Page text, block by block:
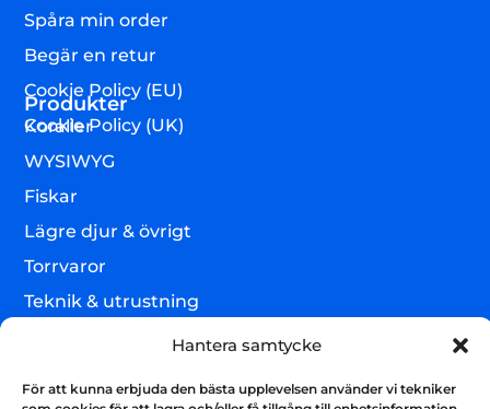
Hantera samtycke
För att kunna erbjuda den bästa upplevelsen använder vi tekniker
Spåra min order
Begär en retur
Cookie Policy (EU)
Cookie Policy (UK)
Produkter
Koraller
WYSIWYG
Fiskar
Lägre djur & övrigt
Torrvaror
Teknik & utrustning
Nyhetsbrev
Få uppdateringar och håll kontakten